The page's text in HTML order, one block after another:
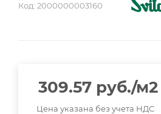
Код: 2000000003160
309.57 руб./м2
Цена указана без учета НДС